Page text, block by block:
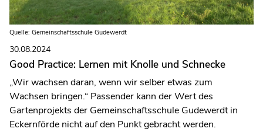
Quelle: Gemeinschaftsschule Gudewerdt
30.08.2024
Good Practice: Lernen mit Knolle und Schnecke
„Wir wachsen daran, wenn wir selber etwas zum
Wachsen bringen.“ Passender kann der Wert des
Gartenprojekts der Gemeinschaftsschule Gudewerdt in
Eckernförde nicht auf den Punkt gebracht werden.